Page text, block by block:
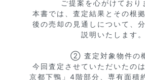
ご提案を心がけており
本書では、査定結果とその根
後の売却の見通しについて、
説明いたします。
② 査定対象物件の
今回査定させていただいたの
京都下鴨」4階部分、専有面積